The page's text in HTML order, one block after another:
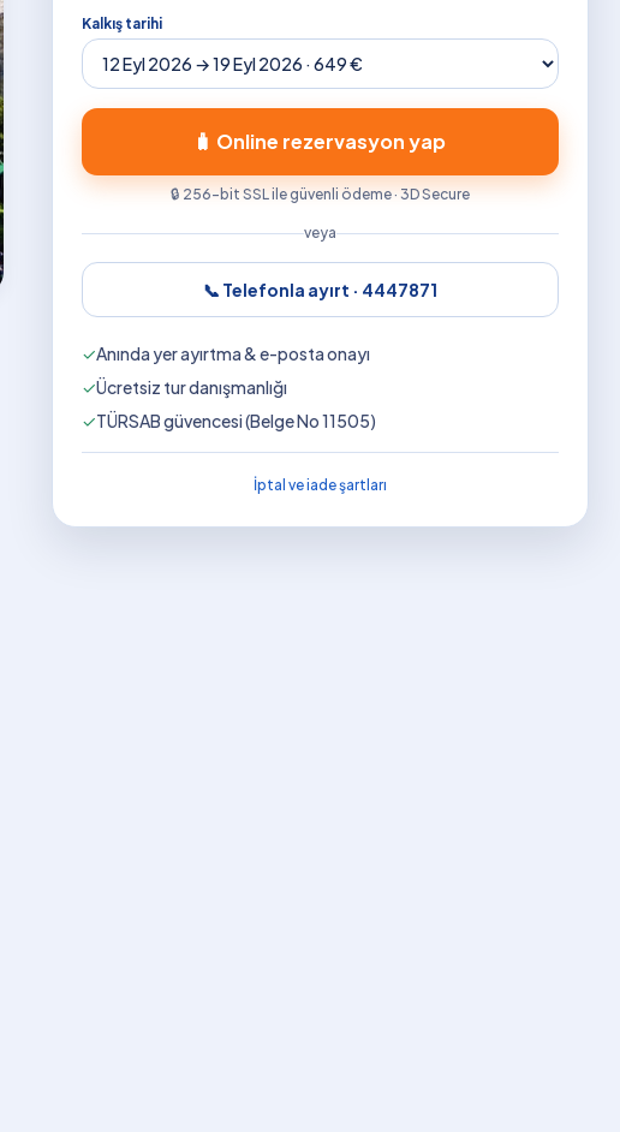
Kalkış tarihi
🧳 Online rezervasyon yap
🔒 256-bit SSL ile güvenli ödeme · 3D Secure
veya
📞 Telefonla ayırt · 4447871
✓Anında yer ayırtma & e-posta onayı
✓Ücretsiz tur danışmanlığı
✓TÜRSAB güvencesi (Belge No 11505)
İptal ve iade şartları